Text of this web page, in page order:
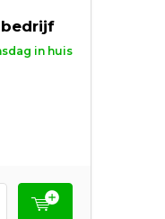
bedrijf
in huis